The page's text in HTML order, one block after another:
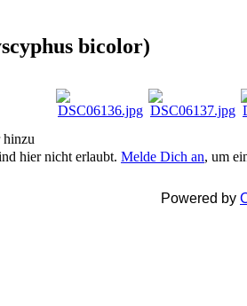
bicolor)
hinzu
hier nicht erlaubt. Melde Dich an, um
Powered by